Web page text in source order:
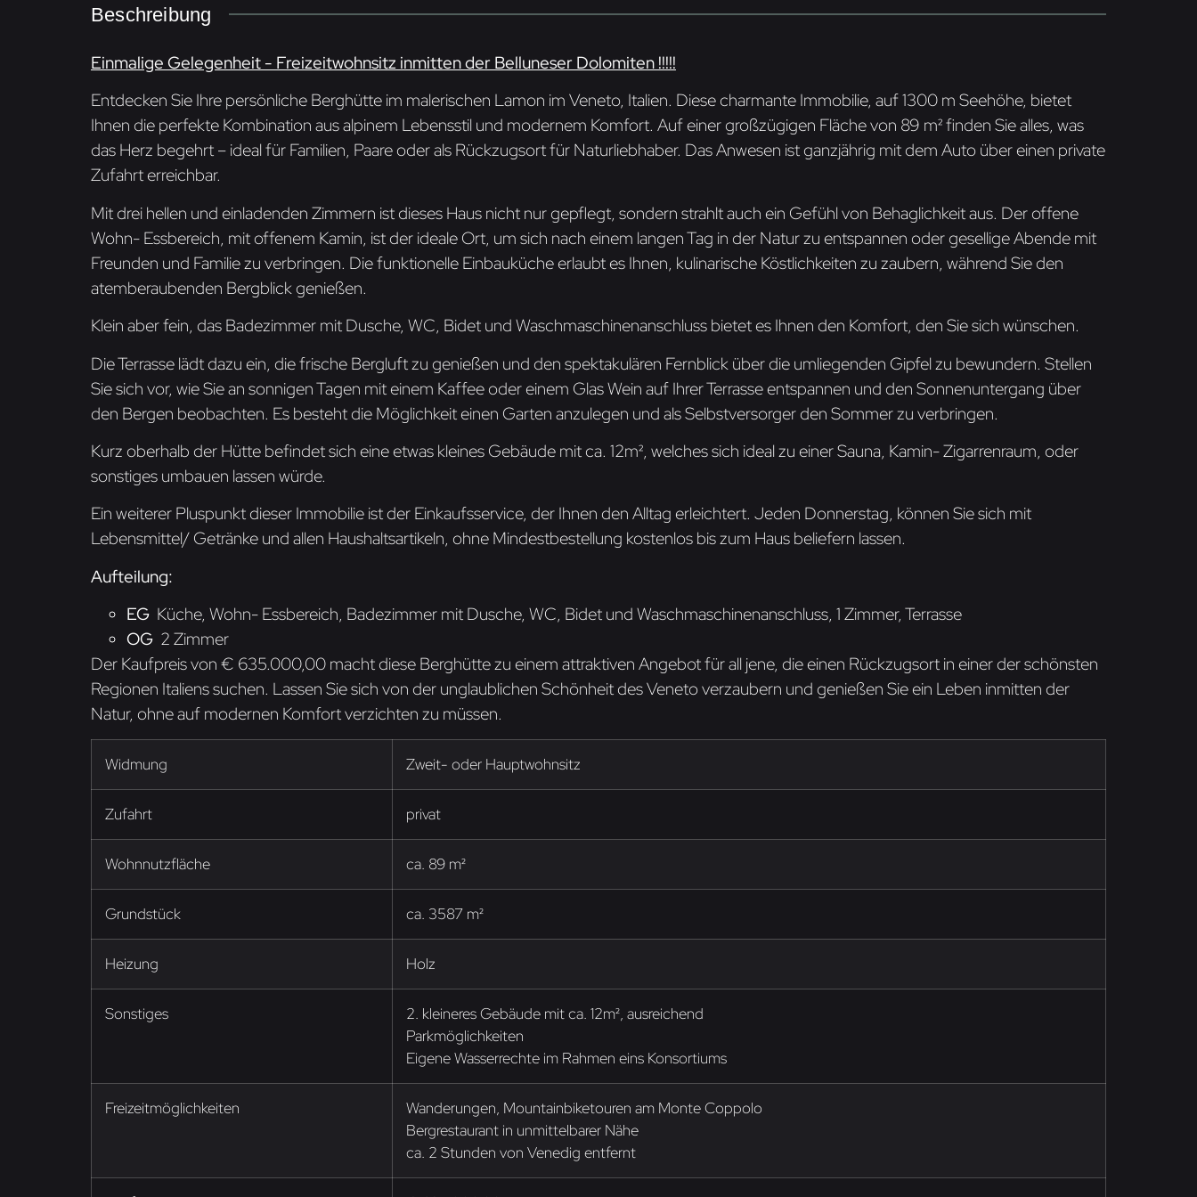
Beschreibung
Einmalige Gelegenheit - Freizeitwohnsitz inmitten der Belluneser Dolomiten !!!!!
Entdecken Sie Ihre persönliche Berghütte im malerischen Lamon im Veneto, Italien. Diese charmante Immobilie, auf 1300 m Seehöhe, bietet
Ihnen die perfekte Kombination aus alpinem Lebensstil und modernem Komfort. Auf einer großzügigen Fläche von 89 m² finden Sie alles, was
das Herz begehrt – ideal für Familien, Paare oder als Rückzugsort für Naturliebhaber. Das Anwesen ist ganzjährig mit dem Auto über einen private
Zufahrt erreichbar.
Mit drei hellen und einladenden Zimmern ist dieses Haus nicht nur gepflegt, sondern strahlt auch ein Gefühl von Behaglichkeit aus. Der offene
Wohn- Essbereich, mit offenem Kamin, ist der ideale Ort, um sich nach einem langen Tag in der Natur zu entspannen oder gesellige Abende mit
Freunden und Familie zu verbringen. Die funktionelle Einbauküche erlaubt es Ihnen, kulinarische Köstlichkeiten zu zaubern, während Sie den
atemberaubenden Bergblick genießen.
Klein aber fein, das Badezimmer mit Dusche, WC, Bidet und Waschmaschinenanschluss bietet es Ihnen den Komfort, den Sie sich wünschen.
Die Terrasse lädt dazu ein, die frische Bergluft zu genießen und den spektakulären Fernblick über die umliegenden Gipfel zu bewundern. Stellen
Sie sich vor, wie Sie an sonnigen Tagen mit einem Kaffee oder einem Glas Wein auf Ihrer Terrasse entspannen und den Sonnenuntergang über
den Bergen beobachten. Es besteht die Möglichkeit einen Garten anzulegen und als Selbstversorger den Sommer zu verbringen.
Kurz oberhalb der Hütte befindet sich eine etwas kleines Gebäude mit ca. 12m², welches sich ideal zu einer Sauna, Kamin- Zigarrenraum, oder
sonstiges umbauen lassen würde.
Ein weiterer Pluspunkt dieser Immobilie ist der Einkaufsservice, der Ihnen den Alltag erleichtert. Jeden Donnerstag, können Sie sich mit
Lebensmittel/ Getränke und allen Haushaltsartikeln, ohne Mindestbestellung kostenlos bis zum Haus beliefern lassen.
Aufteilung:
EG Küche, Wohn- Essbereich, Badezimmer mit Dusche, WC, Bidet und Waschmaschinenanschluss, 1 Zimmer, Terrasse
OG 2 Zimmer
Der Kaufpreis von € 635.000,00 macht diese Berghütte zu einem attraktiven Angebot für all jene, die einen Rückzugsort in einer der schönsten
Regionen Italiens suchen. Lassen Sie sich von der unglaublichen Schönheit des Veneto verzaubern und genießen Sie ein Leben inmitten der
Natur, ohne auf modernen Komfort verzichten zu müssen.
Widmung Zweit- oder Hauptwohnsitz
Zufahrt privat
Wohnnutzfläche ca. 89 m²
Grundstück ca. 3587 m²
Heizung Holz
Sonstiges
2. kleineres Gebäude mit ca. 12m², ausreichend
Parkmöglichkeiten
Eigene Wasserrechte im Rahmen eins Konsortiums
Freizeitmöglichkeiten
Wanderungen, Mountainbiketouren am Monte Coppolo
Bergrestaurant in unmittelbarer Nähe
ca. 2 Stunden von Venedig entfernt